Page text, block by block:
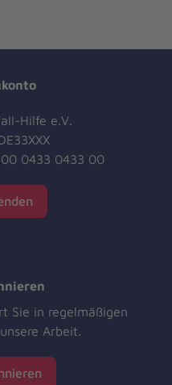
Hilfe e.V.
0433 0433 00
Sie in regelmäßigen
Arbeit.